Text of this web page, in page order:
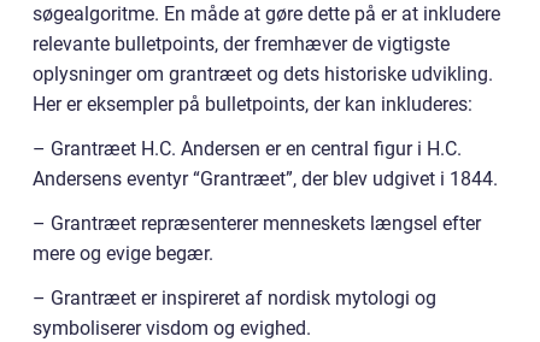
søgealgoritme. En måde at gøre dette på er at inkludere
relevante bulletpoints, der fremhæver de vigtigste
oplysninger om grantræet og dets historiske udvikling.
Her er eksempler på bulletpoints, der kan inkluderes:
– Grantræet H.C. Andersen er en central figur i H.C.
Andersens eventyr “Grantræet”, der blev udgivet i 1844.
– Grantræet repræsenterer menneskets længsel efter
mere og evige begær.
– Grantræet er inspireret af nordisk mytologi og
symboliserer visdom og evighed.